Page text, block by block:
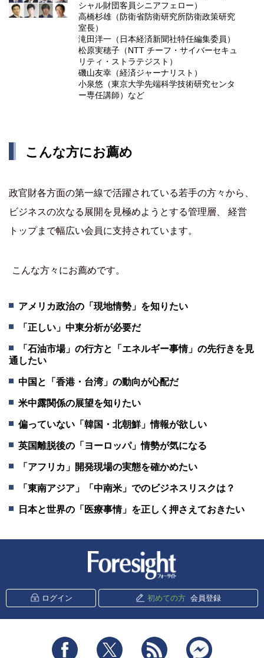
シャル財団客員シニアフェロー）
高橋杉雄（防衛省防衛研究所防衛政策研究
室長）
滝田洋一（日本経済新聞社特任編集委員）
松原実穂子（NTT チーフ・サイバーセキュ
リティ・ストラテジスト）
磯山友幸（経済ジャーナリスト）
小泉悠（東京大学先端科学技術研究センタ
ー専任講師）など
こんな方にお薦め
政官財各方面の第一線で活躍されている若手の方々から、
ビジネスの次なる展開を見極めようとする管理層、 経営
トップまで幅広い会員に支持されています。
こんな方々にお薦めです。
アメリカ政治の「現地情勢」を知りたい
「正しい」中東分析が必要だ
「石油市場」の行方と「エネルギー事情」の先行きを見
通したい
中国と「香港・台湾」の動向が心配だ
米中露関係の展望を知りたい
偏っていない「韓国・北朝鮮」情報が欲しい
英国離脱後の「ヨーロッパ」情勢が気になる
「アフリカ」開発現場の実態を確かめたい
「東南アジア」「中南米」でのビジネスリスクは？
日本と世界の「医療事情」を正しく押さえておきたい
ログイン 初めての方 会員登録
Facebook Twitter RSS